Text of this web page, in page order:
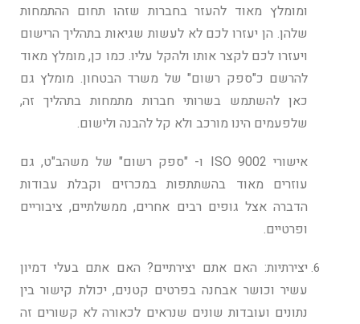
ומומלץ מאוד להעזר בחברות שזהו תחום ההתמחות
שלהן. הן יעזרו לכם לא לעשות שגיאות בתהליך הרישום
ויעזרו לכם לקצר אותו ולהקל עליו. כמו כן, מומלץ מאוד
להרשם כ"ספק רשום" של משרד הבטחון. מומלץ גם
כאן להשתמש בשרותי חברות מתמחות בתהליך זה,
שלפעמים הינו מורכב ולא קל להבנה ולישום.
אישורי ISO 9002 ו- "ספק רשום" של משהב"ט, גם
עוזרים מאוד בהשתתפות במכרזים וקבלת עבודות
הדברה אצל גופים רבים אחרים, ממשלתיים, ציבוריים
ופרטיים.
יצירתיות: האם אתם יצירתיים? האם אתם בעלי דמיון
עשיר וכושר אבחנה בפרטים קטנים, יכולת קישור בין
נתונים ועובדות שונים שנראים לכאורה לא קשורים זה